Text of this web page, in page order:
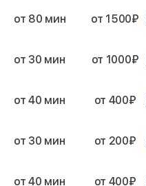
от 80 мин от 1500₽
от 30 мин от 1000₽
от 40 мин от 400₽
от 30 мин от 200₽
от 40 мин от 400₽